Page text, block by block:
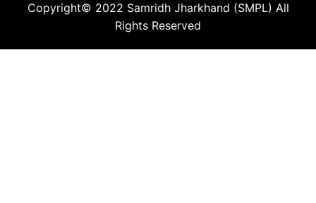
Copyright© 2022 Samridh Jharkhand (SMPL) All
Rights Reserved